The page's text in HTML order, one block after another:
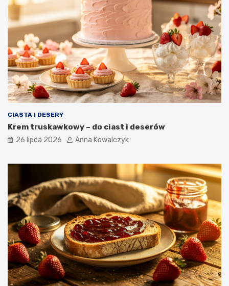
CIASTA I DESERY
Krem truskawkowy – do ciast i deserów
26 lipca 2026 Anna Kowalczyk